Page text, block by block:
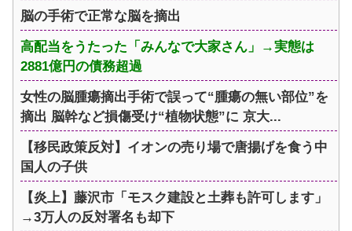
脳の手術で正常な脳を摘出
高配当をうたった「みんなで大家さん」→実態は
2881億円の債務超過
女性の脳腫瘍摘出手術で誤って“腫瘍の無い部位”を
摘出 脳幹など損傷受け“植物状態”に 京大...
【移民政策反対】イオンの売り場で唐揚げを食う中
国人の子供
【炎上】藤沢市「モスク建設と土葬も許可します」
→3万人の反対署名も却下